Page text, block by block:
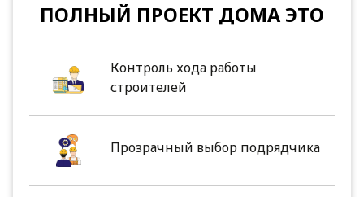
ПОЛНЫЙ ПРОЕКТ ДОМА ЭТО
Контроль хода работы
строителей
Прозрачный выбор подрядчика